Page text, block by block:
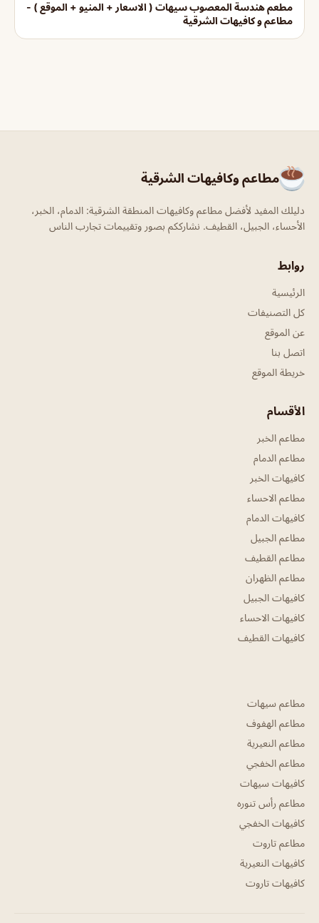
مطعم هندسة المعصوب سيهات ( الاسعار + المنيو + الموقع ) -
مطاعم و كافيهات الشرقية
مطاعم وكافيهات الشرقية
دليلك المفيد لأفضل مطاعم وكافيهات المنطقة الشرقية: الدمام، الخبر،
الأحساء، الجبيل، القطيف. نشارككم بصور وتقييمات تجارب الناس
روابط
الرئيسية
كل التصنيفات
عن الموقع
اتصل بنا
خريطة الموقع
الأقسام
مطاعم الخبر
مطاعم الدمام
كافيهات الخبر
مطاعم الاحساء
كافيهات الدمام
مطاعم الجبيل
مطاعم القطيف
مطاعم الظهران
كافيهات الجبيل
كافيهات الاحساء
كافيهات القطيف
مطاعم سيهات
مطاعم الهفوف
مطاعم النعيرية
مطاعم الخفجي
كافيهات سيهات
مطاعم رأس تنوره
كافيهات الخفجي
مطاعم تاروت
كافيهات النعيرية
كافيهات تاروت